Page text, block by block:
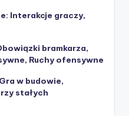
Interakcje graczy,
bramkarza,
Ruchy ofensywne
w budowie,
stałych